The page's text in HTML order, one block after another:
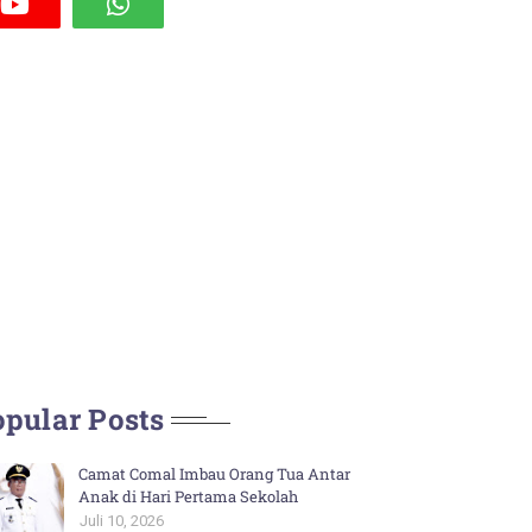
Posts
Camat Comal Imbau Orang Tua Antar
Anak di Hari Pertama Sekolah
Juli 10, 2026